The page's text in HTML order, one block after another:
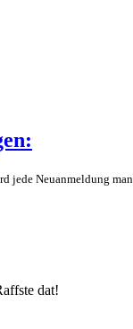
jede Neuanmeldung
dat!